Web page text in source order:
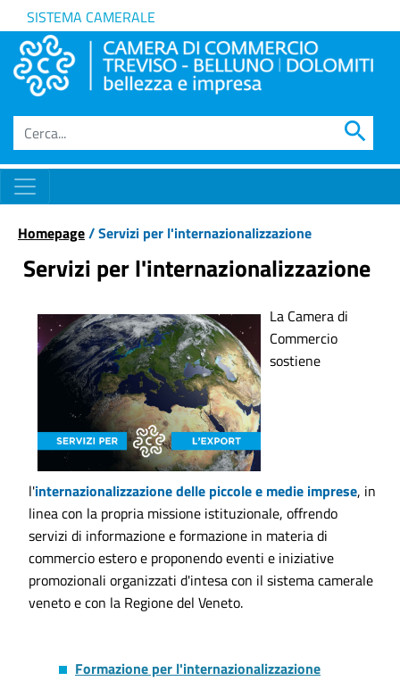
SISTEMA CAMERALE
search
Homepage/ Servizi per l'internazionalizzazione
Servizi per l'internazionalizzazione
La Camera di
Commercio
sostiene
l'internazionalizzazione delle piccole e medie imprese, in
linea con la propria missione istituzionale, offrendo
servizi di informazione e formazione in materia di
commercio estero e proponendo eventi e iniziative
promozionali organizzati d'intesa con il sistema camerale
veneto e con la Regione del Veneto.
Formazione per l'internazionalizzazione